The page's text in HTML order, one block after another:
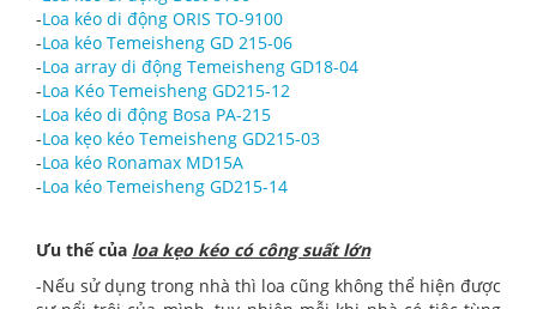
-Loa kéo di động ORIS TO-9100
-Loa kéo Temeisheng GD 215-06
-Loa array di động Temeisheng GD18-04
-Loa Kéo Temeisheng GD215-12
-Loa kéo di động Bosa PA-215
-Loa kẹo kéo Temeisheng GD215-03
-Loa kéo Ronamax MD15A
-Loa kéo Temeisheng GD215-14
Ưu thế của loa kẹo kéo có công suất lớn
-Nếu sử dụng trong nhà thì loa cũng không thể hiện được